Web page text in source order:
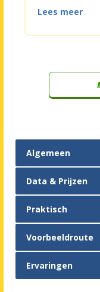
Snorkelen,
Mooi om te
onbekenden
Lees meer
Algemeen
Data & Prijzen
Praktisch
Voorbeeldroute
Ervaringen